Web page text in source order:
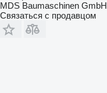
MDS Baumaschinen GmbH
Связаться с продавцом